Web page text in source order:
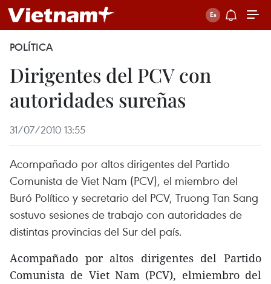
POLÍTICA
Dirigentes del PCV con
autoridades sureñas
31/07/2010 13:55
Acompañado por altos dirigentes del Partido
Comunista de Viet Nam (PCV), el miembro del
Buró Político y secretario del PCV, Truong Tan Sang
sostuvo sesiones de trabajo con autoridades de
distintas provincias del Sur del país.
Acompañado por altos dirigentes del Partido
Comunista de Viet Nam (PCV), elmiembro del